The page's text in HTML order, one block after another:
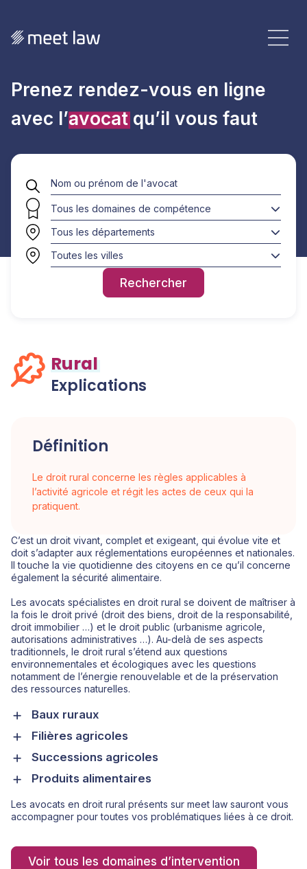
Prenez rendez-vous en ligne
avec l’avocatqu’il vous faut
Tous les départements
Toutes les villes
Tous les domaines de compétence
Rechercher
Rural
Explications
Définition
Le droit rural concerne les règles applicables à
l’activité agricole et régit les actes de ceux qui la
pratiquent.
C’est un droit vivant, complet et exigeant, qui évolue vite et
doit s’adapter aux réglementations européennes et nationales.
Il touche la vie quotidienne des citoyens en ce qu’il concerne
également la sécurité alimentaire.
Les avocats spécialistes en droit rural se doivent de maîtriser à
la fois le droit privé (droit des biens, droit de la responsabilité,
droit immobilier …) et le droit public (urbanisme agricole,
autorisations administratives …). Au-delà de ses aspects
traditionnels, le droit rural s’étend aux questions
environnementales et écologiques avec les questions
notamment de l’énergie renouvelable et de la préservation
des ressources naturelles.
Baux ruraux
Filières agricoles
Successions agricoles
Produits alimentaires
Les avocats en droit rural présents sur meet law sauront vous
accompagner pour toutes vos problématiques liées à ce droit.
Voir tous les domaines d’intervention